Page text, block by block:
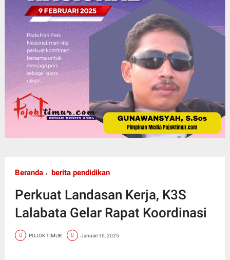
Beranda berita pendidikan
Perkuat Landasan Kerja, K3S
Lalabata Gelar Rapat Koordinasi
POJOK TIMUR Januari 15, 2025